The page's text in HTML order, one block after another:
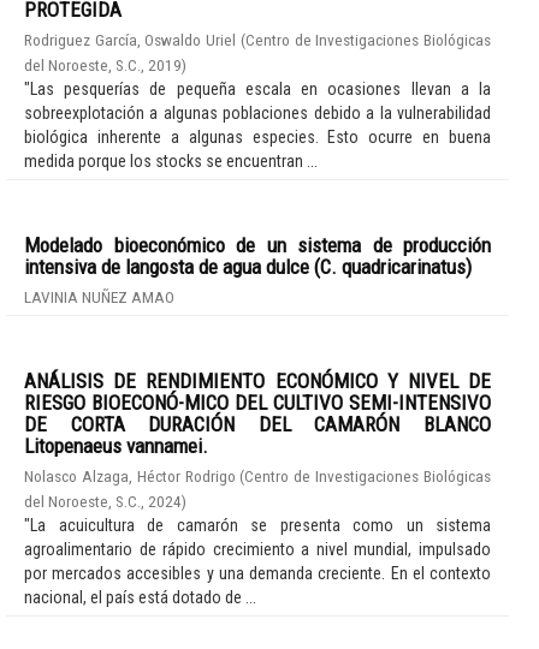
PROTEGIDA
Rodriguez García, Oswaldo Uriel (Centro de Investigaciones Biológicas
del Noroeste, S.C.
2019)
"Las pesquerías de pequeña escala en ocasiones llevan a la
sobreexplotación a algunas poblaciones debido a la vulnerabilidad
biológica inherente a algunas especies. Esto ocurre en buena
medida porque los stocks se encuentran ...
Modelado bioeconómico de un sistema de producción
intensiva de langosta de agua dulce (C. quadricarinatus)
LAVINIA NUÑEZ AMAO
ANÁLISIS DE RENDIMIENTO ECONÓMICO Y NIVEL DE
RIESGO BIOECONÓ-MICO DEL CULTIVO SEMI-INTENSIVO
DE CORTA DURACIÓN DEL CAMARÓN BLANCO
Litopenaeus vannamei.
Nolasco Alzaga, Héctor Rodrigo (Centro de Investigaciones Biológicas
del Noroeste, S.C.
2024)
"La acuicultura de camarón se presenta como un sistema
agroalimentario de rápido crecimiento a nivel mundial, impulsado
por mercados accesibles y una demanda creciente. En el contexto
nacional, el país está dotado de ...